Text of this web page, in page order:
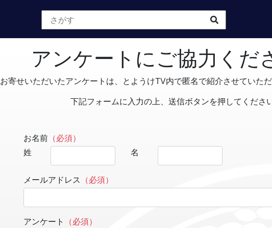
アンケートにご協力くだ
お寄せいただいたアンケートは、とようけTV内で匿名で紹介させていただ
下記フォームに入力の上、送信ボタンを押してください
お名前 （必須）
姓
名
メールアドレス （必須）
アンケート （必須）